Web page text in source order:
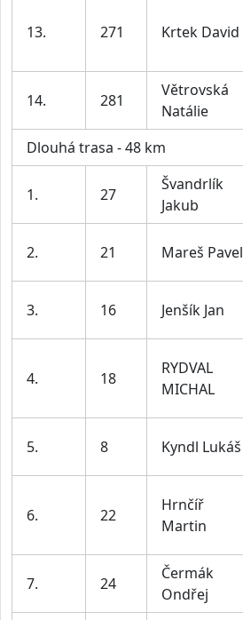
13. 271 Krtek David
14. 281
Větrovská
Natálie
Dlouhá trasa - 48 km
1. 27
Švandrlík
Jakub
2. 21 Mareš Pavel
3. 16 Jenšík Jan
4. 18
RYDVAL
MICHAL
5. 8 Kyndl Lukáš
6. 22
Hrnčíř
Martin
7. 24
Čermák
Ondřej